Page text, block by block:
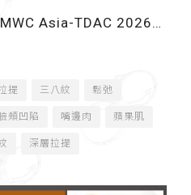
Asia-TDAC 2026
術討論會（台北）
提 三八紋 鬆弛
頰凹陷 嘴邊肉 蘋果肌
深層拉提